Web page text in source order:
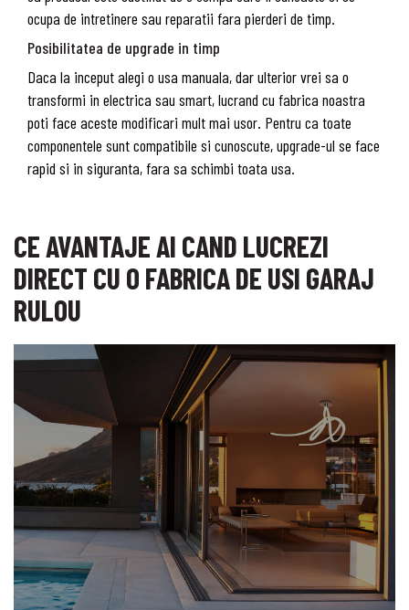
CE AVANTAJE AI CAND LUCREZI
DIRECT CU O FABRICA DE USI GARAJ
RULOU
ocupa de intretinere sau reparatii fara pierderi de timp.
Posibilitatea de upgrade in timp
Daca la inceput alegi o usa manuala, dar ulterior vrei sa o
transformi in electrica sau smart, lucrand cu fabrica noastra
poti face aceste modificari mult mai usor. Pentru ca toate
componentele sunt compatibile si cunoscute, upgrade-ul se face
rapid si in siguranta, fara sa schimbi toata usa.